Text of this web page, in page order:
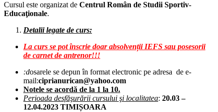
Cursul este organizat de Centrul Român de Studii Sportiv-
Educaţionale.
Detalii legate de curs:
La curs se pot înscrie doar absolvenții IEFS sau posesorii
de carnet de antrenor!!!
:dosarele se depun în format electronic pe adresa de e-
mail:ciprianurican@yahoo.com
Notele se acordă de la 1 la 10.
Perioada desfăşurării cursului şi localitatea: 20.03 –
12.04.2023 TIMIȘOARA